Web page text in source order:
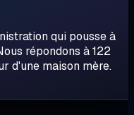
qui pousse à
répondons à 122
d'une maison mère.